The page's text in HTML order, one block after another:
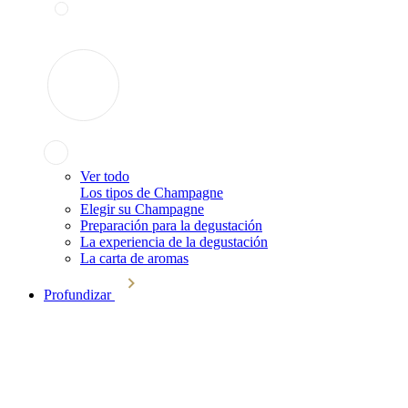
Ver todo
Los tipos de Champagne
Elegir su Champagne
Preparación para la degustación
La experiencia de la degustación
La carta de aromas
Profundizar